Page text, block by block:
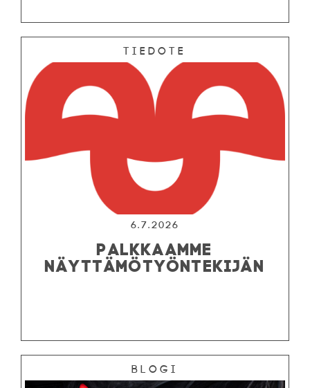
Tiedote
6.7.2026
PALKKAAMME
NÄYTTÄMÖTYÖNTEKIJÄN
Blogi